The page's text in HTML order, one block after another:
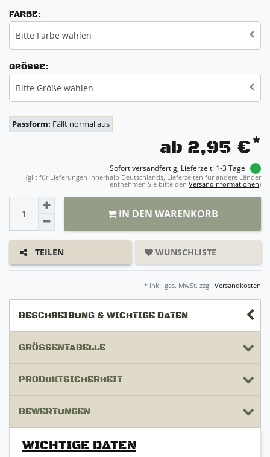
FARBE:
Bitte Farbe wählen
GRÖSSE:
Bitte Größe wählen
Passform: Fällt normal aus
ab 2,95 €*
Sofort versandfertig, Lieferzeit: 1-3 Tage
(gilt für Lieferungen innerhalb Deutschlands, Lieferzeiten für andere Länder
entnehmen Sie bitte den Versandinformationen)
IN DEN WARENKORB
TEILEN WUNSCHLISTE
* inkl. ges. MwSt. zzgl. Versandkosten
BESCHREIBUNG & WICHTIGE DATEN
GRÖSSENTABELLE
PRODUKTSICHERHEIT
BEWERTUNGEN
WICHTIGE DATEN